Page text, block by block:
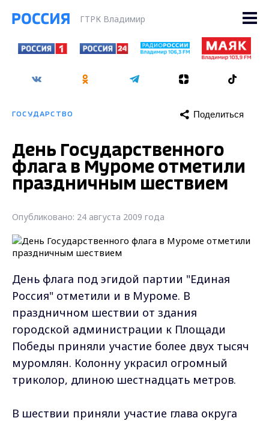
ГТРК Владимир
ГОСУДАРСТВО Поделиться
День Государственного
флага в Муроме отметили
праздничным шествием
Опубликовано: 24 августа 2009 года
День флага под эгидой партии "Единая
Россия" отметили и в Муроме. В
праздничном шествии от здания
городской администрации к Площади
Победы приняли участие более двух тысяч
муромлян. Колонну украсил огромный
триколор, длиною шестнадцать метров.
В шествии приняли участие глава округа